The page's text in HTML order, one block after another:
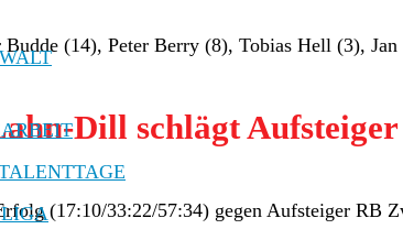
(14), Peter Berry (8), Tobias Hell (3),
Dill schlägt
(17:10/33:22/57:34) gegen Aufsteiger RB